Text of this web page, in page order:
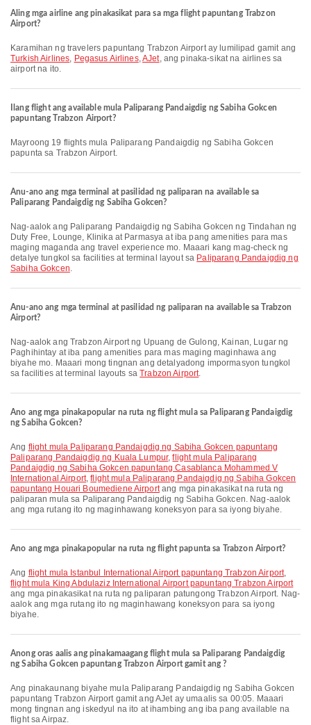
Aling mga airline ang pinakasikat para sa mga flight papuntang Trabzon
Airport?
Karamihan ng travelers papuntang Trabzon Airport ay lumilipad gamit ang
Turkish Airlines, Pegasus Airlines,AJet, ang pinaka-sikat na airlines sa
airport na ito.
Ilang flight ang available mula Paliparang Pandaigdig ng Sabiha Gokcen
papuntang Trabzon Airport?
Mayroong 19 flights mula Paliparang Pandaigdig ng Sabiha Gokcen
papunta sa Trabzon Airport.
Anu-ano ang mga terminal at pasilidad ng paliparan na available sa
Paliparang Pandaigdig ng Sabiha Gokcen?
Nag-aalok ang Paliparang Pandaigdig ng Sabiha Gokcen ng Tindahan ng
Duty Free, Lounge, Klinika at Parmasya at iba pang amenities para mas
maging maganda ang travel experience mo. Maaari kang mag-check ng
detalye tungkol sa facilities at terminal layout sa Paliparang Pandaigdig ng
Sabiha Gokcen.
Anu-ano ang mga terminal at pasilidad ng paliparan na available sa Trabzon
Airport?
Nag-aalok ang Trabzon Airport ng Upuang de Gulong, Kainan, Lugar ng
Paghihintay at iba pang amenities para mas maging maginhawa ang
biyahe mo. Maaari mong tingnan ang detalyadong impormasyon tungkol
sa facilities at terminal layouts saTrabzon Airport.
Ano ang mga pinakapopular na ruta ng flight mula sa Paliparang Pandaigdig
ng Sabiha Gokcen?
Ang flight mula Paliparang Pandaigdig ng Sabiha Gokcen papuntang
Paliparang Pandaigdig ng Kuala Lumpur,flight mula Paliparang
Pandaigdig ng Sabiha Gokcen papuntang Casablanca Mohammed V
International Airport,flight mula Paliparang Pandaigdig ng Sabiha Gokcen
papuntang Houari Boumediene Airportang mga pinakasikat na ruta ng
paliparan mula sa Paliparang Pandaigdig ng Sabiha Gokcen. Nag-aalok
ang mga rutang ito ng maginhawang koneksyon para sa iyong biyahe.
Ano ang mga pinakapopular na ruta ng flight papunta sa Trabzon Airport?
Ang flight mula Istanbul International Airport papuntang Trabzon Airport,
flight mula King Abdulaziz International Airport papuntang Trabzon Airport
ang mga pinakasikat na ruta ng paliparan patungong Trabzon Airport. Nag-
aalok ang mga rutang ito ng maginhawang koneksyon para sa iyong
biyahe.
Anong oras aalis ang pinakamaagang flight mula sa Paliparang Pandaigdig
ng Sabiha Gokcen papuntang Trabzon Airport gamit ang ?
Ang pinakaunang biyahe mula Paliparang Pandaigdig ng Sabiha Gokcen
papuntang Trabzon Airport gamit ang AJet ay umaalis sa 00:05. Maaari
mong tingnan ang iskedyul na ito at ihambing ang iba pang available na
flight sa Airpaz.